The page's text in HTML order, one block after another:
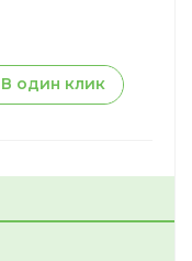
В один клик